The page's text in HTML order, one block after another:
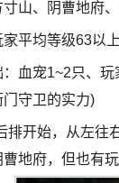
山、阴曹地府
平均等级63以上
血宠1~2只、
守卫的实力)
排开始，从左往
地府，但也有